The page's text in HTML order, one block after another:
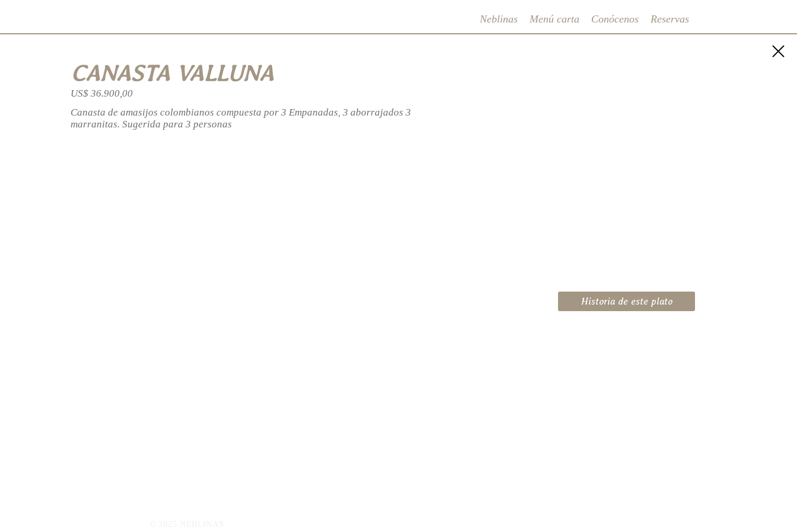
Neblinas Menú carta Conócenos Reservas
CANASTA VALLUNA
US$ 36.900,00
Canasta de amasijos colombianos compuesta por 3 Empanadas, 3 aborrajados 3
marranitas. Sugerida para 3 personas
Historia de este plato